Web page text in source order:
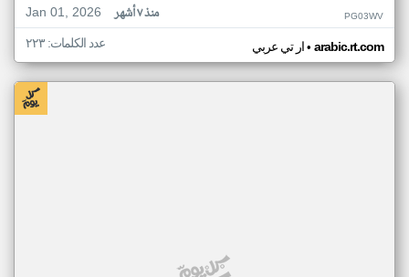
Jan 01, 2026
منذ ٧ أشهر PG03WV
ار تي عربي• arabic.rt.com عدد الكلمات: ٢٢٣